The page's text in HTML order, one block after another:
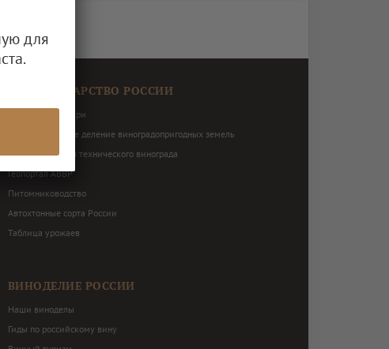
ВИНОГРАДАРСТВО РОССИИ
Наши виноградари
Территориальное деление виноградопригодных земель
Перечень сортов технического винограда
Геопортал АВВР
Питомниководство
Автохтонные сорта России
Таблица урожаев
ВИНОДЕЛИЕ РОССИИ
Наши виноделы
Гиды по российскому вину
для